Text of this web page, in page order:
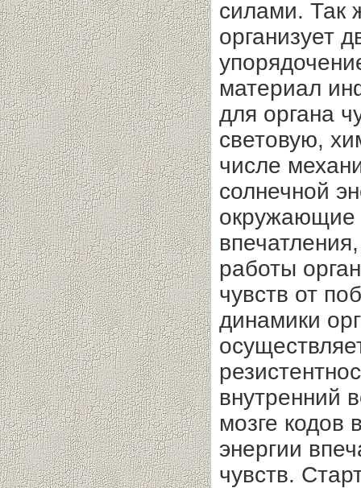
силами. Так
организует
материал
для органа
световую,
числе
солнечной
окружающие
работы
чувств от
динамики
внутренний
мозге кодов
энергии
чувств.